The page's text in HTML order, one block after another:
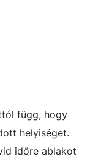
függ, hogy
helyiséget.
időre ablakot